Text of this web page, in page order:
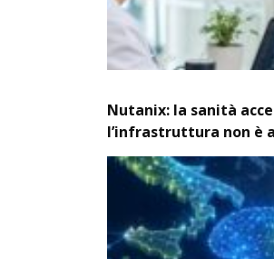
Nutanix: la sanità
l’infrastruttura non è